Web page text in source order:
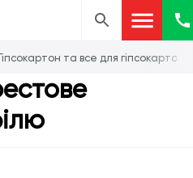
та все для гіпсокартону